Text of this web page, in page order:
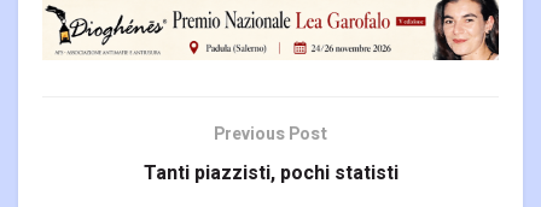
Previous Post
Tanti piazzisti, pochi statisti